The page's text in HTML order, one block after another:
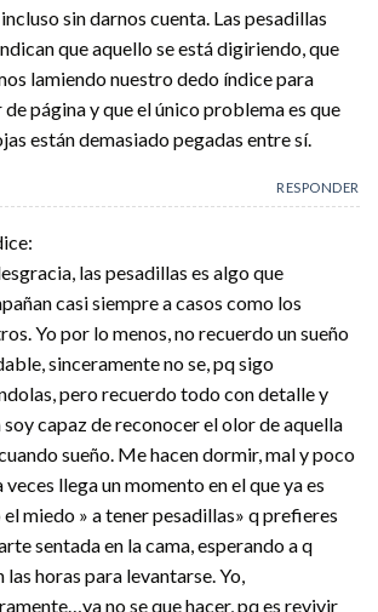
sin darnos cuenta. Las pesadillas
que aquello se está digiriendo, que
lamiendo nuestro dedo índice para
de página y que el único problema es que
están demasiado pegadas entre sí.
RESPONDER
las pesadillas es algo que
casi siempre a casos como los
Yo por lo menos, no recuerdo un sueño
sinceramente no se, pq sigo
pero recuerdo todo con detalle y
soy capaz de reconocer el olor de aquella
sueño. Me hacen dormir, mal y poco
veces llega un momento en el que ya es
miedo » a tener pesadillas» q prefieres
sentada en la cama, esperando a q
las horas para levantarse. Yo,
no se que hacer, pq es revivir